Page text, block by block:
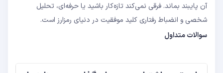
آن پایبند بماند. فرقی نمی‌کند تازه‌کار باشید یا حرفه‌ای، تحلیل
شخصی و انضباط رفتاری کلید موفقیت در دنیای رمزارز است.
سوالات متداول